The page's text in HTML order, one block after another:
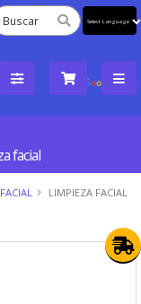
by
facial
FACIAL LIMPIEZA FACIAL